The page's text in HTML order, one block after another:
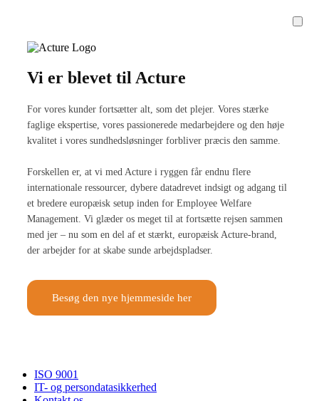
Vi er blevet til Acture
For vores kunder fortsætter alt, som det plejer. Vores stærke
faglige ekspertise, vores passionerede medarbejdere og den høje
kvalitet i vores sundhedsløsninger forbliver præcis den samme.
Forskellen er, at vi med Acture i ryggen får endnu flere
internationale ressourcer, dybere datadrevet indsigt og adgang til
et bredere europæisk setup inden for Employee Welfare
Management. Vi glæder os meget til at fortsætte rejsen sammen
med jer – nu som en del af et stærkt, europæisk Acture-brand,
der arbejder for at skabe sunde arbejdspladser.
Besøg den nye hjemmeside her
ISO 9001
IT- og persondatasikkerhed